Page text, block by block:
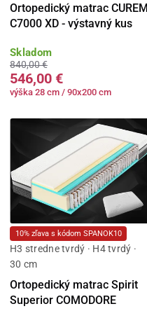
Ortopedický matrac CUREM
C7000 XD - výstavný kus
Skladom
840,00 €
546,00 €
výška 28 cm / 90x200 cm
10% zľava s kódom SPANOK10
H3 stredne tvrdý · H4 tvrdý ·
30 cm
Ortopedický matrac Spirit
Superior COMODORE